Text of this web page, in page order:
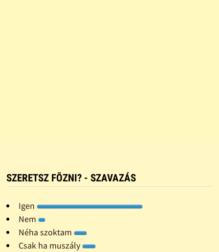
SZERETSZ FÕZNI? - SZAVAZÁS
Igen
Nem
Néha szoktam
Csak ha muszály